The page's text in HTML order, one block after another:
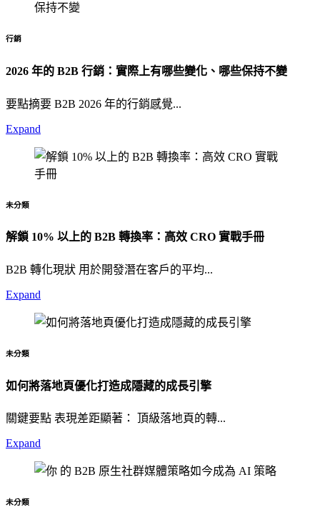
行銷
2026 年的 B2B 行銷：實際上有哪些變化、哪些保持不變
要點摘要 B2B 2026 年的行銷感覺...
Expand
未分類
解鎖 10% 以上的 B2B 轉換率：高效 CRO 實戰手冊
B2B 轉化現狀 用於開發潛在客戶的平均...
Expand
未分類
如何將落地頁優化打造成隱藏的成長引擎
關鍵要點 表現差距顯著： 頂級落地頁的轉...
Expand
未分類